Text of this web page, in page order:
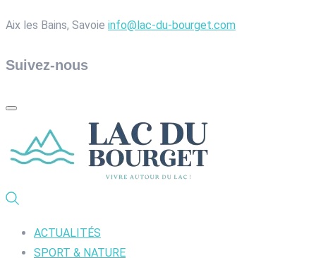
Aix les Bains, Savoie info@lac-du-bourget.com
Suivez-nous
ACTUALITÉS
SPORT & NATURE